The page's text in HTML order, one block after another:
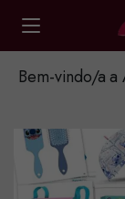
Bem-vindo/a a